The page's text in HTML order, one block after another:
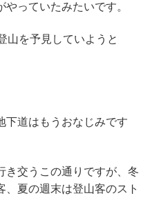
っていたみたいです。
山を予見していようと
下道はもうおなじみです
き交うこの通りですが、冬
夏の週末は登山客のスト